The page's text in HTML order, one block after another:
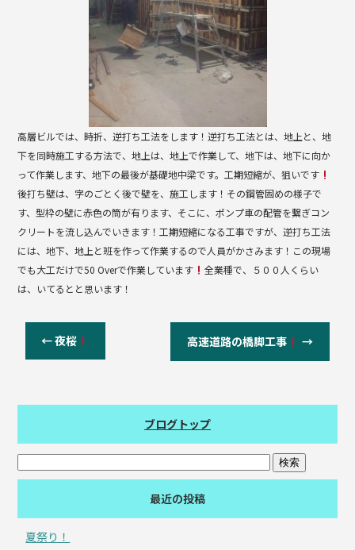
高層ビルでは、時折、逆打ち工法をします！逆打ち工法とは、地上と、地
下を同時施工する方法で、地上は、地上で作業して、地下は、地下に向か
って作業します、地下の最後が基礎地中梁です。工期短縮が、狙いです
後打ち壁は、字のごとく後で壁を、施工します！その鋼管固めの様子で
す、型枠の壁に赤色の筒が有ります、そこに、ポンプ車の配管を繋ぎコン
クリートを流し込んでいきます！工期短縮になる工事ですが、逆打ち工法
には、地下、地上と班を作って作業するので人員がかさみます！この現場
でも大工だけで50 Overで作業しています
全業種で、５００人くらい
は、いてるとと思います！
←夜桜 高速道路の橋脚工事 →
ブログトップ
最近の投稿
夏祭り！